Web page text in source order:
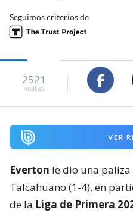
Seguimos criterios de
2521
visitas
VER
Everton le dio una paliza
Talcahuano (1-4), en
de la Liga de Primera